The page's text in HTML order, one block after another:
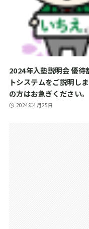
2024年入塾説明会 優待
トシステムをご説明し
の方はお急ぎください。
2024年4月25日